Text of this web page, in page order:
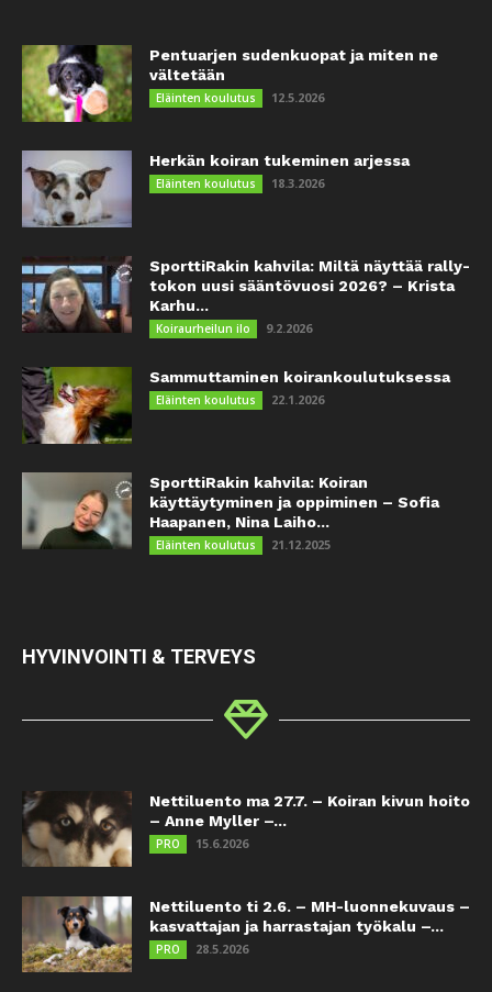
Pentuarjen sudenkuopat ja miten ne
vältetään
Eläinten koulutus 12.5.2026
Herkän koiran tukeminen arjessa
Eläinten koulutus 18.3.2026
SporttiRakin kahvila: Miltä näyttää rally-
tokon uusi sääntövuosi 2026? – Krista
Karhu...
Koiraurheilun ilo 9.2.2026
Sammuttaminen koirankoulutuksessa
Eläinten koulutus 22.1.2026
SporttiRakin kahvila: Koiran
käyttäytyminen ja oppiminen – Sofia
Haapanen, Nina Laiho...
Eläinten koulutus 21.12.2025
HYVINVOINTI & TERVEYS
Nettiluento ma 27.7. – Koiran kivun hoito
– Anne Myller –...
PRO 15.6.2026
Nettiluento ti 2.6. – MH-luonnekuvaus –
kasvattajan ja harrastajan työkalu –...
PRO 28.5.2026